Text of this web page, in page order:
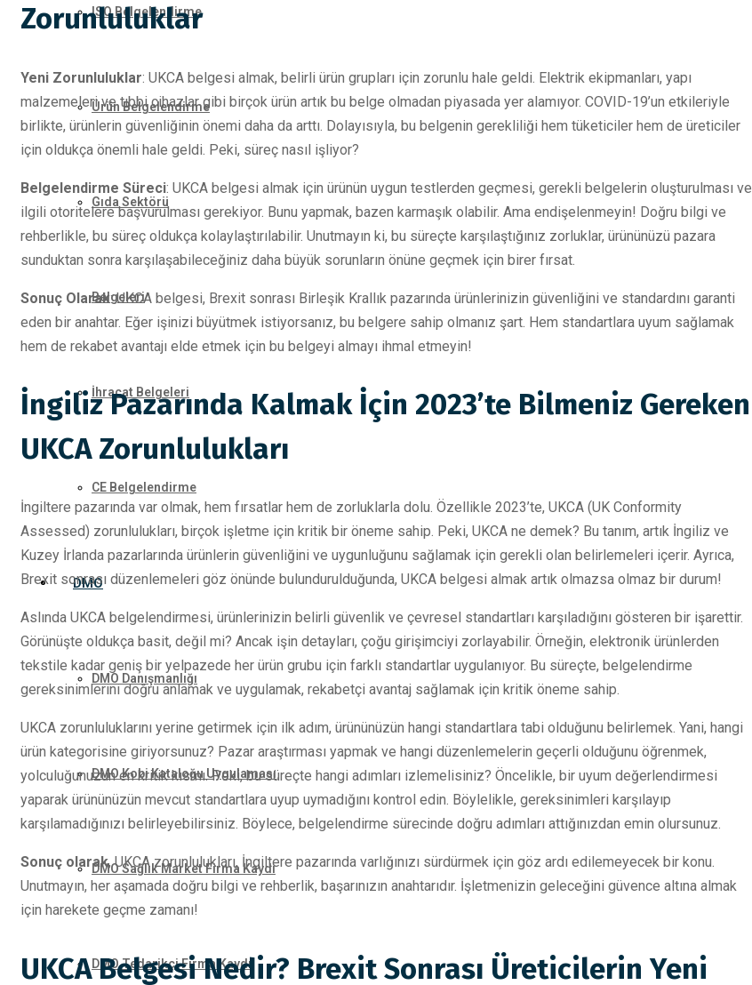
ISO Belgelendirme
Ürün Belgelendirme
Gıda Sektörü
Belgeleri
İhracat Belgeleri
CE Belgelendirme
DMO
DMO Danışmanlığı
DMO Kobi Kataloğu Uygulaması
DMO Sağlık Market Firma Kaydı
DMO Tedarikçi Firma Kaydı
Zorunluluklar
Yeni Zorunluluklar: UKCA belgesi almak, belirli ürün grupları için zorunlu hale geldi. Elektrik ekipmanları, yapı
malzemeleri ve tıbbi cihazlar gibi birçok ürün artık bu belge olmadan piyasada yer alamıyor. COVID-19’un etkileriyle
birlikte, ürünlerin güvenliğinin önemi daha da arttı. Dolayısıyla, bu belgenin gerekliliği hem tüketiciler hem de üreticiler
için oldukça önemli hale geldi. Peki, süreç nasıl işliyor?
Belgelendirme Süreci: UKCA belgesi almak için ürünün uygun testlerden geçmesi, gerekli belgelerin oluşturulması ve
ilgili otoritelere başvurulması gerekiyor. Bunu yapmak, bazen karmaşık olabilir. Ama endişelenmeyin! Doğru bilgi ve
rehberlikle, bu süreç oldukça kolaylaştırılabilir. Unutmayın ki, bu süreçte karşılaştığınız zorluklar, ürününüzü pazara
sunduktan sonra karşılaşabileceğiniz daha büyük sorunların önüne geçmek için birer fırsat.
Sonuç Olarak: UKCA belgesi, Brexit sonrası Birleşik Krallık pazarında ürünlerinizin güvenliğini ve standardını garanti
eden bir anahtar. Eğer işinizi büyütmek istiyorsanız, bu belgere sahip olmanız şart. Hem standartlara uyum sağlamak
hem de rekabet avantajı elde etmek için bu belgeyi almayı ihmal etmeyin!
İngiliz Pazarında Kalmak İçin 2023’te Bilmeniz Gereken
UKCA Zorunlulukları
İngiltere pazarında var olmak, hem fırsatlar hem de zorluklarla dolu. Özellikle 2023’te, UKCA (UK Conformity
Assessed) zorunlulukları, birçok işletme için kritik bir öneme sahip. Peki, UKCA ne demek? Bu tanım, artık İngiliz ve
Kuzey İrlanda pazarlarında ürünlerin güvenliğini ve uygunluğunu sağlamak için gerekli olan belirlemeleri içerir. Ayrıca,
Brexit sonrası düzenlemeleri göz önünde bulundurulduğunda, UKCA belgesi almak artık olmazsa olmaz bir durum!
Aslında UKCA belgelendirmesi, ürünlerinizin belirli güvenlik ve çevresel standartları karşıladığını gösteren bir işarettir.
Görünüşte oldukça basit, değil mi? Ancak işin detayları, çoğu girişimciyi zorlayabilir. Örneğin, elektronik ürünlerden
tekstile kadar geniş bir yelpazede her ürün grubu için farklı standartlar uygulanıyor. Bu süreçte, belgelendirme
gereksinimlerini doğru anlamak ve uygulamak, rekabetçi avantaj sağlamak için kritik öneme sahip.
UKCA zorunluluklarını yerine getirmek için ilk adım, ürününüzün hangi standartlara tabi olduğunu belirlemek. Yani, hangi
ürün kategorisine giriyorsunuz? Pazar araştırması yapmak ve hangi düzenlemelerin geçerli olduğunu öğrenmek,
yolculuğunuzun en kritik kısmı. Peki, bu süreçte hangi adımları izlemelisiniz? Öncelikle, bir uyum değerlendirmesi
yaparak ürününüzün mevcut standartlara uyup uymadığını kontrol edin. Böylelikle, gereksinimleri karşılayıp
karşılamadığınızı belirleyebilirsiniz. Böylece, belgelendirme sürecinde doğru adımları attığınızdan emin olursunuz.
Sonuç olarak, UKCA zorunlulukları, İngiltere pazarında varlığınızı sürdürmek için göz ardı edilemeyecek bir konu.
Unutmayın, her aşamada doğru bilgi ve rehberlik, başarınızın anahtarıdır. İşletmenizin geleceğini güvence altına almak
için harekete geçme zamanı!
UKCA Belgesi Nedir? Brexit Sonrası Üreticilerin Yeni